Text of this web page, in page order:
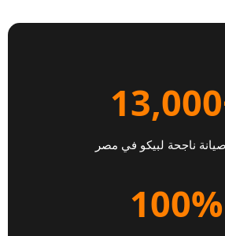
ناجحة لبيكو في مصر
100%